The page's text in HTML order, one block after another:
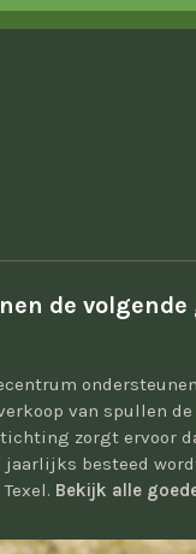
de volgende
van spullen
zorgt ervoor
jaarlijks besteed
Bekijk alle